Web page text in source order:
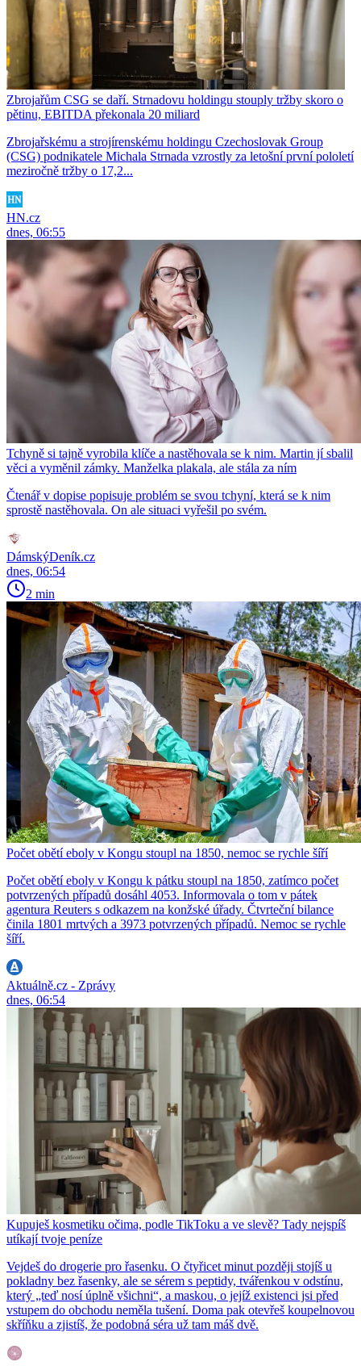
Zbrojařům CSG se daří. Strnadovu holdingu stouply tržby skoro o
pětinu, EBITDA překonala 20 miliard
Zbrojařskému a strojírenskému holdingu Czechoslovak Group
(CSG) podnikatele Michala Strnada vzrostly za letošní první pololetí
meziročně tržby o 17,2...
HN.cz
dnes, 06:55
Tchyně si tajně vyrobila klíče a nastěhovala se k nim. Martin jí sbalil
věci a vyměnil zámky. Manželka plakala, ale stála za ním
Čtenář v dopise popisuje problém se svou tchyní, která se k nim
sprostě nastěhovala. On ale situaci vyřešil po svém.
DámskýDeník.cz
dnes, 06:54
2 min
Počet obětí eboly v Kongu stoupl na 1850, nemoc se rychle šíří
Počet obětí eboly v Kongu k pátku stoupl na 1850, zatímco počet
potvrzených případů dosáhl 4053. Informovala o tom v pátek
agentura Reuters s odkazem na konžské úřady. Čtvrteční bilance
činila 1801 mrtvých a 3973 potvrzených případů. Nemoc se rychle
šíří.
Aktuálně.cz - Zprávy
dnes, 06:54
Kupuješ kosmetiku očima, podle TikToku a ve slevě? Tady nejspíš
utíkají tvoje peníze
Vejdeš do drogerie pro řasenku. O čtyřicet minut později stojíš u
pokladny bez řasenky, ale se sérem s peptidy, tvářenkou v odstínu,
který „teď nosí úplně všichni“, a maskou, o jejíž existenci jsi před
vstupem do obchodu neměla tušení. Doma pak otevřeš koupelnovou
skříňku a zjistíš, že podobná séra už tam máš dvě.